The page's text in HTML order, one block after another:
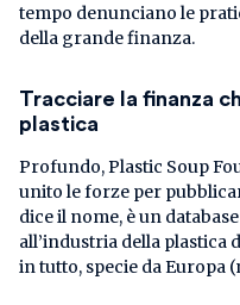
tempo denunciano le
della grande finanza.
Tracciare la finanza
plastica
Profundo, Plastic Soup
unito le forze per
dice il nome, è un
all’industria della plastica
in tutto, specie da Europa